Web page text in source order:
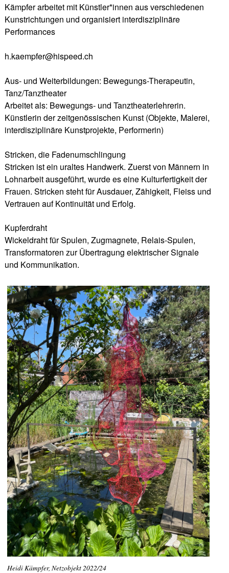
Kämpfer arbeitet mit Künstler*innen aus verschiedenen
Kunstrichtungen und organisiert interdisziplinäre
Performances
h.kaempfer@hispeed.ch
Aus- und Weiterbildungen: Bewegungs-Therapeutin,
Tanz/Tanztheater
Arbeitet als: Bewegungs- und Tanztheaterlehrerin.
Künstlerin der zeitgenössischen Kunst (Objekte, Malerei,
interdisziplinäre Kunstprojekte, Performerin)
Stricken, die Fadenumschlingung
Stricken ist ein uraltes Handwerk. Zuerst von Männern in
Lohnarbeit ausgeführt, wurde es eine Kulturfertigkeit der
Frauen. Stricken steht für Ausdauer, Zähigkeit, Fleiss und
Vertrauen auf Kontinuität und Erfolg.
Kupferdraht
Wickeldraht für Spulen, Zugmagnete, Relais-Spulen,
Transformatoren zur Übertragung elektrischer Signale
und Kommunikation.
Heidi Kämpfer, Netzobjekt 2022/24